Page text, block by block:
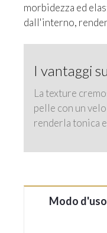
morbidezza ed
dall'interno,
I vantaggi
La texture
pelle con un
renderla tonica
Modo d'uso